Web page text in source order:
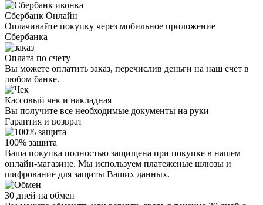
Сбербанк Онлайн
Оплачивайте покупку через мобильное приложение
Сбербанка
Оплата по счету
Вы можете оплатить заказ, перечислив деньги на наш счет в
любом банке.
Кассовый чек и накладная
Вы получите все необходимые документы на руки
Гарантия и возврат
100% защита
Ваша покупка полностью защищена при покупке в нашем
онлайн-магазине. Мы используем платеженые шлюзы и
шифрование для защиты Ваших данных.
30 дней на обмен